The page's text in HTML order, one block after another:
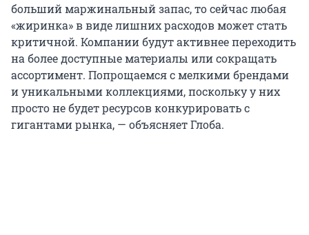
больший маржинальный запас, то сейчас любая
«жиринка» в виде лишних расходов может стать
критичной. Компании будут активнее переходить
на более доступные материалы или сокращать
ассортимент. Попрощаемся с мелкими брендами
и уникальными коллекциями, поскольку у них
просто не будет ресурсов конкурировать с
гигантами рынка, — объясняет Глоба.